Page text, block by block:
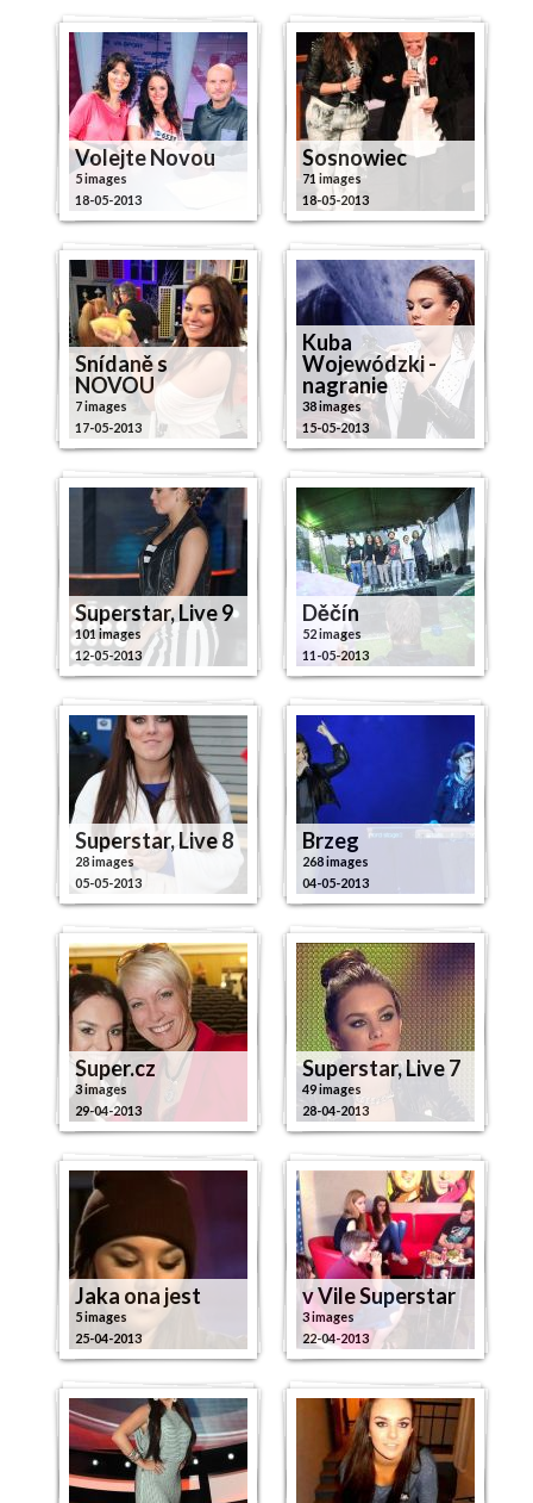
Volejte Novou
5 images
18-05-2013
Sosnowiec
71 images
18-05-2013
Snídaně s
NOVOU
7 images
17-05-2013
Kuba
Wojewódzki -
nagranie
38 images
15-05-2013
Superstar, Live 9
101 images
12-05-2013
Děčín
52 images
11-05-2013
Superstar, Live 8
28 images
05-05-2013
Brzeg
268 images
04-05-2013
Super.cz
3 images
29-04-2013
Superstar, Live 7
49 images
28-04-2013
Jaka ona jest
5 images
25-04-2013
v Vile Superstar
3 images
22-04-2013